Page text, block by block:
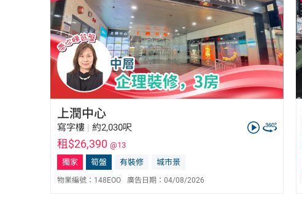
上潤中心
寫字樓 | 約2,030呎
租$26,390 @13
獨家
筍盤 有裝修 城市景
物業編號： 148EOO 廣告日期： 04/08/2026